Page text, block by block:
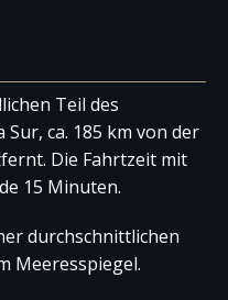
Teil des
ca. 185 km von der
Die Fahrtzeit mit
15 Minuten.
durchschnittlichen
Meeresspiegel.